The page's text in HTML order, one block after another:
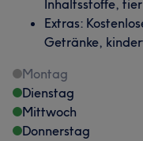
Inhaltsstoffe,
Extras:
Getränke,
Montag
Dienstag
Mittwoch
Donnerstag